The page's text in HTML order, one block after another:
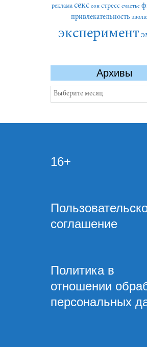
реклама секс сон стресс счастье
привлекательность
эксперимент
Архивы
Архивы
16+
соглашение
Политика в
отношении
персональных